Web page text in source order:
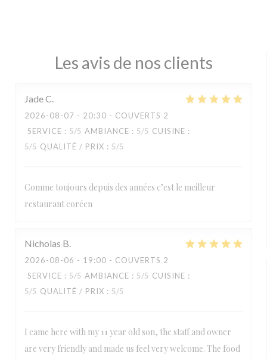
Les avis de nos clients
JadeC
2026-08-07 - 20:30 - COUVERTS 2
SERVICE : 5/5 AMBIANCE : 5/5 CUISINE :
5/5 QUALITÉ / PRIX : 5/5
Comme toujours depuis des années c’est le meilleur
restaurant coréen
Nicholas B
2026-08-06 - 19:00 - COUVERTS 2
SERVICE : 5/5 AMBIANCE : 5/5 CUISINE :
5/5 QUALITÉ / PRIX : 5/5
I came here with my 11 year old son, the staff and owner
are very friendly and made us feel very welcome. The food